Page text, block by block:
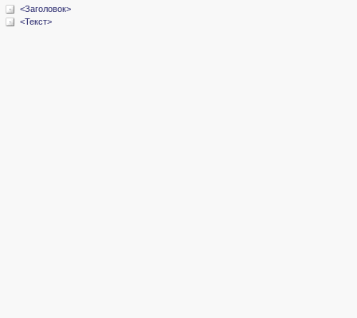
<Заголовок>
<Текст>